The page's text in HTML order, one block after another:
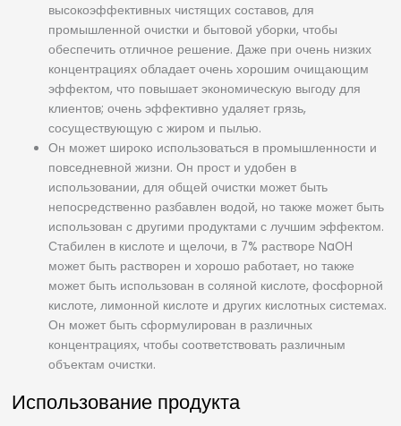
высокоэффективных чистящих составов, для
промышленной очистки и бытовой уборки, чтобы
обеспечить отличное решение. Даже при очень низких
концентрациях обладает очень хорошим очищающим
эффектом, что повышает экономическую выгоду для
клиентов; очень эффективно удаляет грязь,
сосуществующую с жиром и пылью.
Он может широко использоваться в промышленности и
повседневной жизни. Он прост и удобен в
использовании, для общей очистки может быть
непосредственно разбавлен водой, но также может быть
использован с другими продуктами с лучшим эффектом.
Стабилен в кислоте и щелочи, в 7% растворе NaOH
может быть растворен и хорошо работает, но также
может быть использован в соляной кислоте, фосфорной
кислоте, лимонной кислоте и других кислотных системах.
Он может быть сформулирован в различных
концентрациях, чтобы соответствовать различным
объектам очистки.
Использование продукта